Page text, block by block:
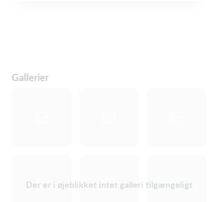
Gallerier
Der er i øjeblikket intet galleri tilgængeligt